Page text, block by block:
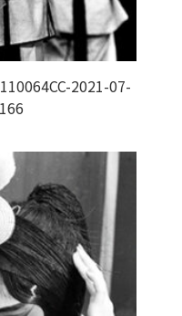
2021-07-